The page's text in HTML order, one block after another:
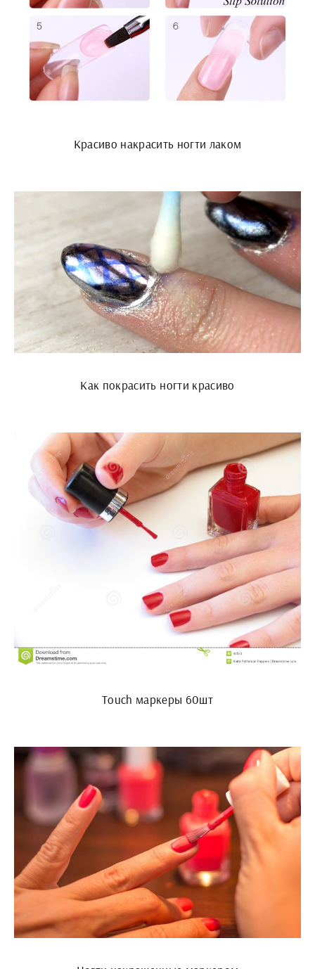
Красиво накрасить ногти лаком
Как покрасить ногти красиво
Touch маркеры 60шт